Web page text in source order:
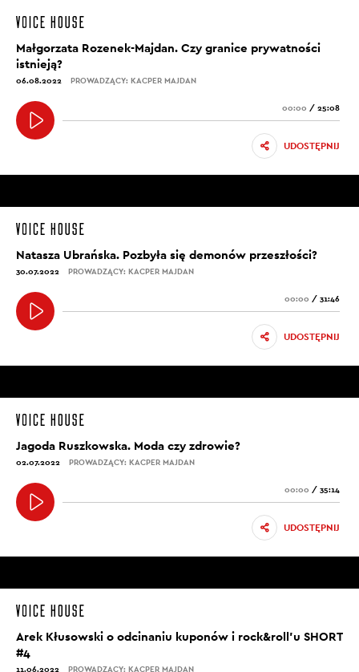
Małgorzata Rozenek-Majdan. Czy granice prywatności
istnieją?
06.08.2022 PROWADZĄCY: KACPER MAJDAN
00:00 / 25:08
UDOSTĘPNIJ
Natasza Ubrańska. Pozbyła się demonów przeszłości?
30.07.2022 PROWADZĄCY: KACPER MAJDAN
00:00 / 31:46
UDOSTĘPNIJ
Jagoda Ruszkowska. Moda czy zdrowie?
02.07.2022 PROWADZĄCY: KACPER MAJDAN
00:00 / 35:14
UDOSTĘPNIJ
Arek Kłusowski o odcinaniu kuponów i rock&roll’u SHORT
#4
11.06.2022 PROWADZĄCY: KACPER MAJDAN